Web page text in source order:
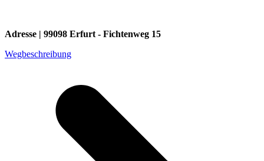
Adresse | 99098 Erfurt - Fichtenweg 15
Wegbeschreibung